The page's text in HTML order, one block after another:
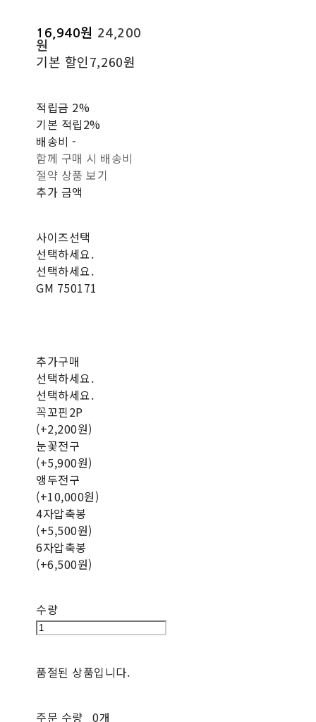
16,940원 24,200
원
기본 할인7,260원
적립금 2%
기본 적립2%
배송비-
함께 구매 시 배송비
절약 상품 보기
추가 금액
사이즈선택
선택하세요.
선택하세요.
GM 750171
추가구매
선택하세요.
선택하세요.
꼭꼬핀2P
(+2,200원)
눈꽃전구
(+5,900원)
앵두전구
(+10,000원)
4자압축봉
(+5,500원)
6자압축봉
(+6,500원)
수량
품절된 상품입니다.
주문 수량 0개